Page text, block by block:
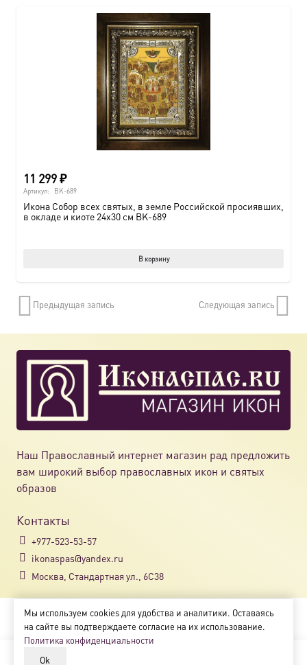
11 299₽
Артикул: BK-689
Икона Собор всех святых, в земле Российской просиявших,
в окладе и киоте 24х30 см BK-689
В корзину
Предыдущая запись Следующая запись
Наш Православный интернет магазин рад предложить
вам широкий выбор православных икон и святых
образов
Контакты
+977-523-53-57
ikonaspas@yandex.ru
Москва, Стандартная ул., 6С38
Copyright © 2018-2025
Магазин православных икон «ikonaspas.ru»
Мы используем cookies для удобства и аналитики. Оставаясь
на сайте вы подтверждаете согласие на их использование.
Политика конфиденциальности
Ok